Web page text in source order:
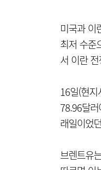
미국과 이
최저 수준
서 이란
16일(현
78.96달
래일이었
브렌트유